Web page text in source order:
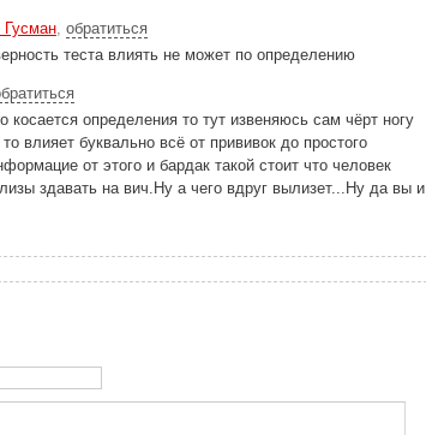
, обратиться
теста влиять не может по определению
косается определения то тут извеняюсь сам чёрт ногу
влияет буквально всё от прививок до простого
от этого и бардак такой стоит что человек
здавать на вич.Ну а чего вдруг вылизет...Ну да вы и